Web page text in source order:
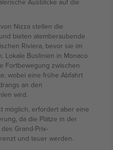
Ausblicke auf die
Nizza stellen die
bieten atemberaubende
Riviera, bevor sie im
Lokale Buslinien in Monaco
Fortbewegung zwischen
wobei eine frühe Abfahrt
an den
wird.
möglich, erfordert aber eine
da die Plätze in der
Grand-Prix-
und teuer werden.